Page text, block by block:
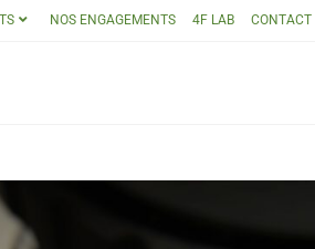
NOS ENGAGEMENTS 4F LAB CONTACT